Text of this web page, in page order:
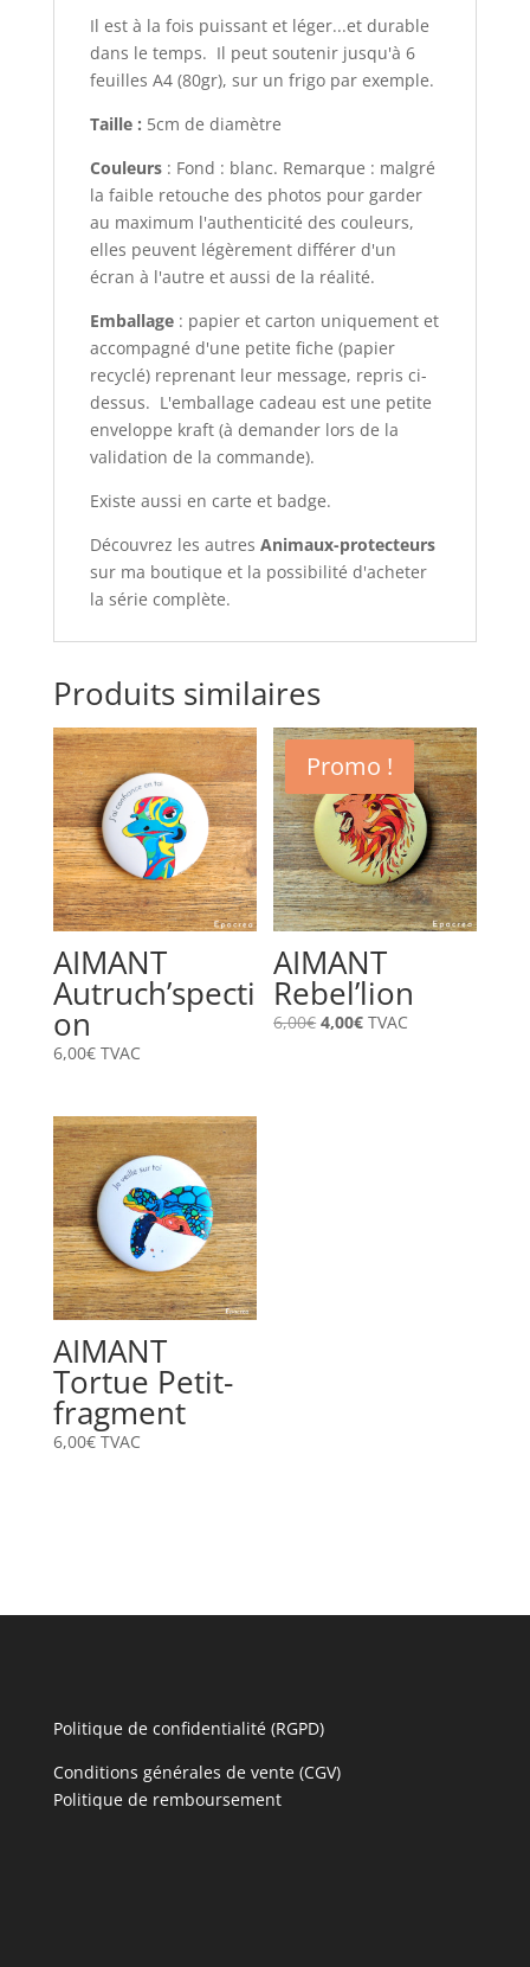
Il est à la fois puissant et léger...et durable
dans le temps. Il peut soutenir jusqu'à 6
feuilles A4 (80gr), sur un frigo par exemple.
Taille : 5cm de diamètre
Couleurs: Fond : blanc. Remarque : malgré
la faible retouche des photos pour garder
au maximum l'authenticité des couleurs,
elles peuvent légèrement différer d'un
écran à l'autre et aussi de la réalité.
Emballage: papier et carton uniquement et
accompagné d'une petite fiche (papier
recyclé) reprenant leur message, repris ci-
dessus. L'emballage cadeau est une petite
enveloppe kraft (à demander lors de la
validation de la commande).
Existe aussi en carte et badge.
Découvrez les autres Animaux-protecteurs
sur ma boutique et la possibilité d'acheter
la série complète.
Produits similaires
AIMANT
Autruch’specti
on
6,00€ TVAC
Promo !
AIMANT
Rebel’lion
6,00€ Le
4,00€Le
TVAC
AIMANT
Tortue Petit-
fragment
6,00€ TVAC
Politique de confidentialité (RGPD)
Conditions générales de vente (CGV)
Politique de remboursement